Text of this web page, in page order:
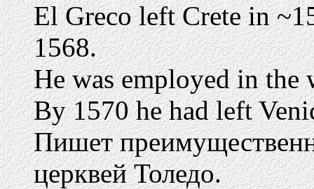
El Greco left Crete in
1568.
He was employed in
By 1570 he had left
Пишет
церквей Толедо.